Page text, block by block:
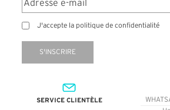
J'accepte la politique de confidentialité
S'INSCRIRE
SERVICE CLIENTÈLE